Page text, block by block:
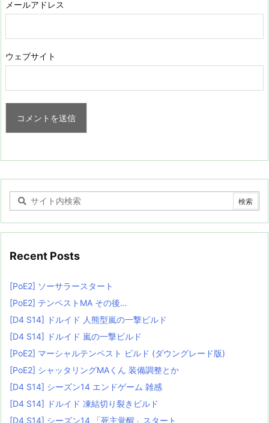
メールアドレス
ウェブサイト
Recent Posts
[PoE2] ソーサラースタート
[PoE2] テンペストMA その後…
[D4 S14] ドルイド 人熊型嵐の一撃ビルド
[D4 S14] ドルイド 嵐の一撃ビルド
[PoE2] マーシャルテンペスト ビルド (ダウングレード版)
[PoE2] シャッタリングMAくん 装備調整とか
[D4 S14] シーズン14 エンドゲーム 雑感
[D4 S14] ドルイド 凍結切り裂きビルド
[D4 S14] シーズン14 「死主覚醒」スタート